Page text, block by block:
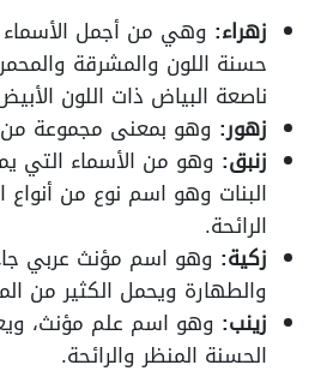
زهراء: وهي من أجمل الأسماء
حسنة اللون والمشرقة
ناصعة البياض ذات اللون
زهور: وهو بمعنى مجموعة من
زنبق: وهو من الأسماء التي
البنات وهو اسم نوع من أنواع
الرائحة.
زكية: وهو اسم مؤنث عربي
والطهارة ويحمل الكثير من
زينب: وهو اسم علم مؤنث،
الحسنة المنظر والرائحة.